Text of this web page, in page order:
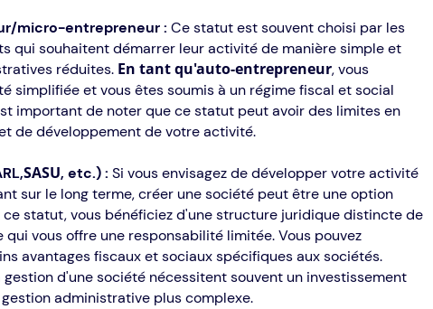
micro-entrepreneur : Ce statut est souvent choisi par les
qui souhaitent démarrer leur activité de manière simple et
réduites. En tant qu'auto-entrepreneur, vous
simplifiée et vous êtes soumis à un régime fiscal et social
important de noter que ce statut peut avoir des limites en
de développement de votre activité.
SASU, etc.) : Si vous envisagez de développer votre activité
sur le long terme, créer une société peut être une option
ce statut, vous bénéficiez d'une structure juridique distincte de
vous offre une responsabilité limitée. Vous pouvez
avantages fiscaux et sociaux spécifiques aux sociétés.
d'une société nécessitent souvent un investissement
administrative plus complexe.